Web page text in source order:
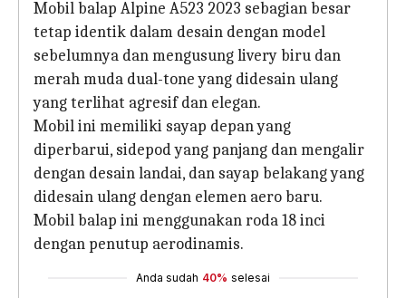
Mobil balap Alpine A523 2023 sebagian besar
tetap identik dalam desain dengan model
sebelumnya dan mengusung livery biru dan
merah muda dual-tone yang didesain ulang
yang terlihat agresif dan elegan.
Mobil ini memiliki sayap depan yang
diperbarui, sidepod yang panjang dan mengalir
dengan desain landai, dan sayap belakang yang
didesain ulang dengan elemen aero baru.
Mobil balap ini menggunakan roda 18 inci
dengan penutup aerodinamis.
Anda sudah 40% selesai